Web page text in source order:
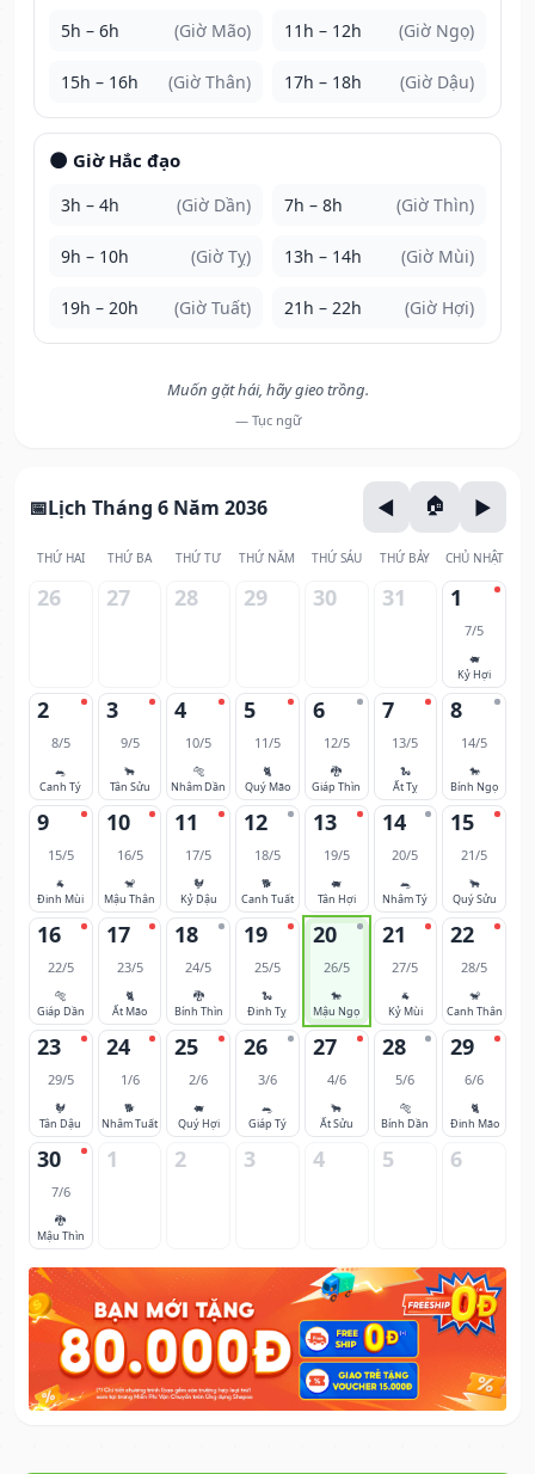
5h – 6h (Giờ Mão) 11h – 12h (Giờ Ngọ)
15h – 16h (Giờ Thân) 17h – 18h (Giờ Dậu)
🌑 Giờ Hắc đạo
3h – 4h (Giờ Dần) 7h – 8h (Giờ Thìn)
9h – 10h (Giờ Tỵ) 13h – 14h (Giờ Mùi)
19h – 20h (Giờ Tuất) 21h – 22h (Giờ Hợi)
Muốn gặt hái, hãy gieo trồng.
— Tục ngữ
Lịch Tháng 6 Năm 2036
THỨ HAI THỨ BA THỨ TƯ THỨ NĂM THỨ SÁU THỨ BẢY CHỦ NHẬT
26 27 28 29 30 31 1
7/5
🐖
Kỷ Hợi
2
8/5
🐀
Canh Tý
3
9/5
🐂
Tân Sửu
4
10/5
🐅
Nhâm Dần
5
11/5
🐈
Quý Mão
6
12/5
🐉
Giáp Thìn
7
13/5
🐍
Ất Tỵ
8
14/5
🐎
Bính Ngọ
9
15/5
🐐
Đinh Mùi
10
16/5
🐒
Mậu Thân
11
17/5
🐓
Kỷ Dậu
12
18/5
🐕
Canh Tuất
13
19/5
🐖
Tân Hợi
14
20/5
🐀
Nhâm Tý
15
21/5
🐂
Quý Sửu
16
22/5
🐅
Giáp Dần
17
23/5
🐈
Ất Mão
18
24/5
🐉
Bính Thìn
19
25/5
🐍
Đinh Tỵ
20
26/5
🐎
Mậu Ngọ
21
27/5
🐐
Kỷ Mùi
22
28/5
🐒
Canh Thân
23
29/5
🐓
Tân Dậu
24
1/6
🐕
Nhâm Tuất
25
2/6
🐖
Quý Hợi
26
3/6
🐀
Giáp Tý
27
4/6
🐂
Ất Sửu
28
5/6
🐅
Bính Dần
29
6/6
🐈
Đinh Mão
30
7/6
🐉
Mậu Thìn
1 2 3 4 5 6